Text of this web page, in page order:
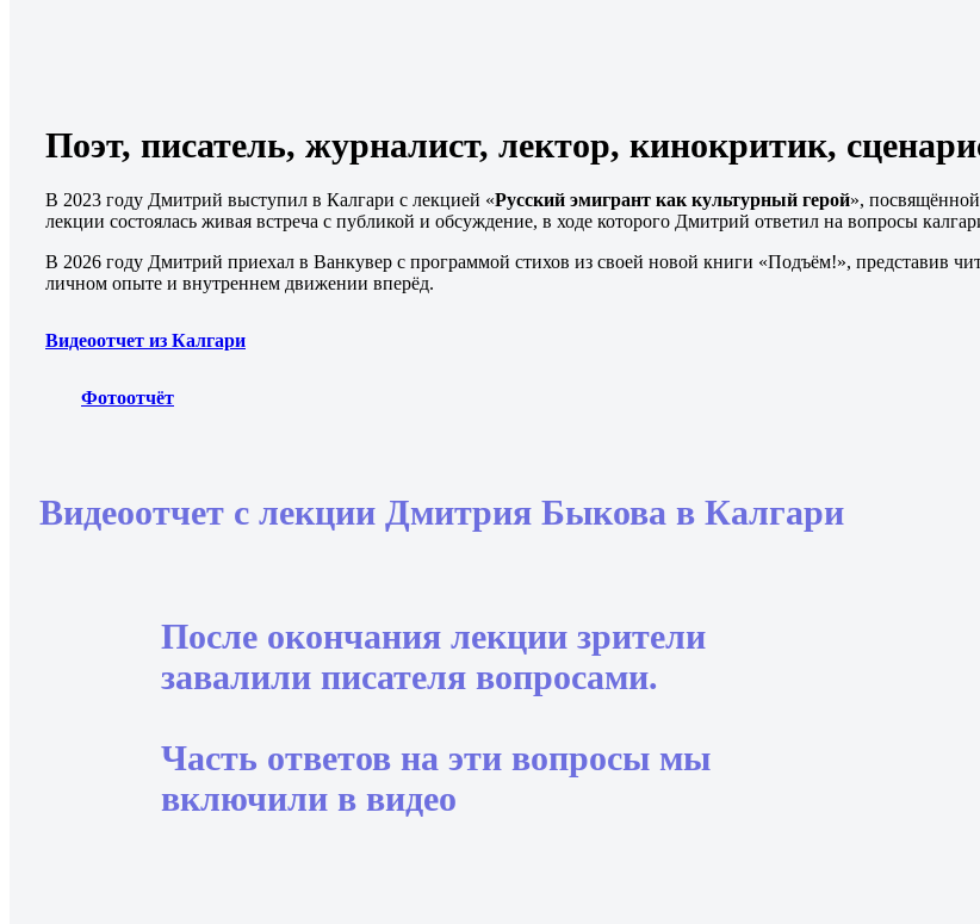
Поэт, писатель, журналист, лектор, кинокритик,
В 2023 году Дмитрий выступил в Калгари с лекцией «Русский эмигрант как культурный герой»,
лекции состоялась живая встреча с публикой и обсуждение, в ходе которого Дмитрий ответил на вопросы
В 2026 году Дмитрий приехал в Ванкувер с программой стихов из своей новой книги «Подъём!», представив
личном опыте и внутреннем движении вперёд.
Видеоотчет из Калгари
Фотоотчёт
Видеоотчет с лекции Дмитрия Быкова в Калгари
После окончания лекции зрители
завалили писателя вопросами.
Часть ответов на эти вопросы мы
включили в видео